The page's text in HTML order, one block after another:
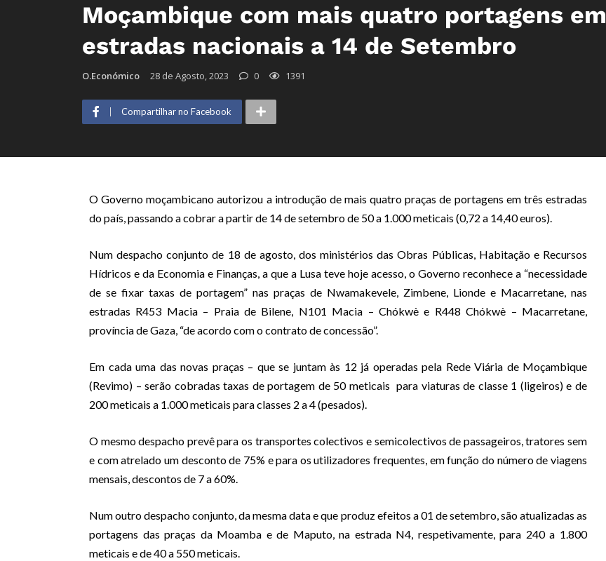
Moçambique com mais quatro portagens em
estradas nacionais a 14 de Setembro
O.Económico 28 de Agosto, 2023 0 1391
Compartilhar no Facebook
O Governo moçambicano autorizou a introdução de mais quatro praças de portagens em três estradas
do país, passando a cobrar a partir de 14 de setembro de 50 a 1.000 meticais (0,72 a 14,40 euros).
Num despacho conjunto de 18 de agosto, dos ministérios das Obras Públicas, Habitação e Recursos
Hídricos e da Economia e Finanças, a que a Lusa teve hoje acesso, o Governo reconhece a “necessidade
de se fixar taxas de portagem” nas praças de Nwamakevele, Zimbene, Lionde e Macarretane, nas
estradas R453 Macia – Praia de Bilene, N101 Macia – Chókwè e R448 Chókwè – Macarretane,
província de Gaza, “de acordo com o contrato de concessão”.
Em cada uma das novas praças – que se juntam às 12 já operadas pela Rede Viária de Moçambique
(Revimo) – serão cobradas taxas de portagem de 50 meticais para viaturas de classe 1 (ligeiros) e de
200 meticais a 1.000 meticais para classes 2 a 4 (pesados).
O mesmo despacho prevê para os transportes colectivos e semicolectivos de passageiros, tratores sem
e com atrelado um desconto de 75% e para os utilizadores frequentes, em função do número de viagens
mensais, descontos de 7 a 60%.
Num outro despacho conjunto, da mesma data e que produz efeitos a 01 de setembro, são atualizadas as
portagens das praças da Moamba e de Maputo, na estrada N4, respetivamente, para 240 a 1.800
meticais e de 40 a 550 meticais.